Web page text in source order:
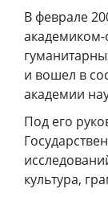
В феврале
академиком-
и вошел в
академии
Под его
культура,